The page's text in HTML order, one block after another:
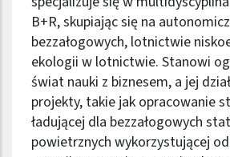
B+R, skupiając się na
bezzałogowych, lotnictwie
ekologii w lotnictwie. Stanowi
świat nauki z biznesem, a jej
projekty, takie jak opracowanie
ładującej dla bezzałogowych
powietrznych wykorzystującej